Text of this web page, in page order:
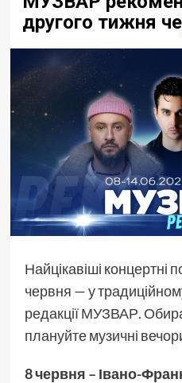
другого тижня
Найцікавіші концертні
червня — у
редакції МУЗВАР.
плануйте музичні
8 червня – Івано-